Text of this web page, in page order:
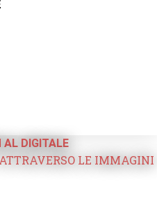
AL DIGITALE
LE IMMAGINI